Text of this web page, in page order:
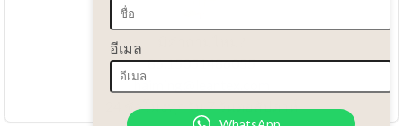
86.15051486055
haiming@leantex.com
24 ชั่วโมงทุกวัน 7 วันต่อสัปดาห์
อีเมล
Español
Português do Brasil